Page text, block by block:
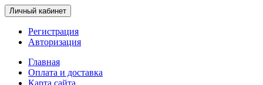
Личный кабинет
Регистрация
Авторизация
Главная
Оплата и доставка
Карта сайта